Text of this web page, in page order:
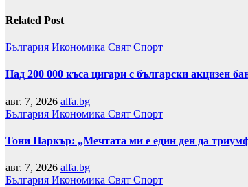
Related Post
България Икономика Свят Спорт
Над 200 000 къса цигари с български акцизен
авг. 7, 2026 alfa.bg
България Икономика Свят Спорт
Тони Паркър: „Мечтата ми е един ден да
авг. 7, 2026 alfa.bg
България Икономика Свят Спорт